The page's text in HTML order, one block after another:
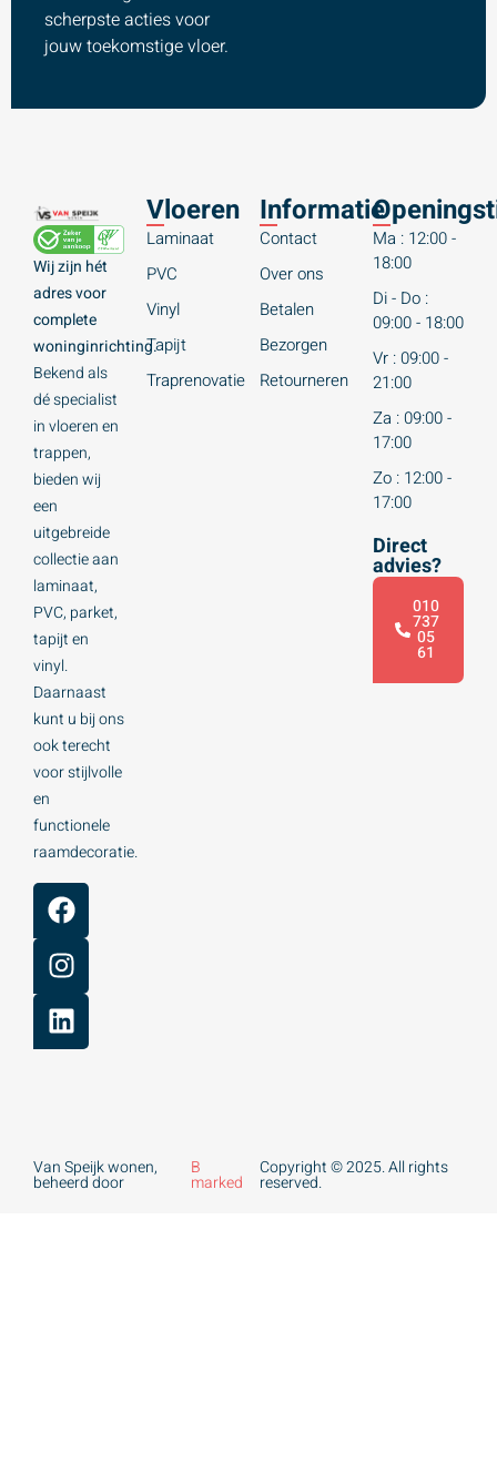
scherpste acties voor
jouw toekomstige vloer.
Wij zijn hét
adres voor
complete
woninginrichting.
Bekend als
dé specialist
in vloeren en
trappen,
bieden wij
een
uitgebreide
collectie aan
laminaat,
PVC, parket,
tapijt en
vinyl.
Daarnaast
kunt u bij ons
ook terecht
voor stijlvolle
en
functionele
raamdecoratie.
Vloeren
Laminaat
PVC
Vinyl
Tapijt
Traprenovatie
Informatie
Contact
Over ons
Betalen
Bezorgen
Retourneren
Ma : 12:00 -
18:00
Di - Do :
09:00 - 18:00
Vr : 09:00 -
21:00
Za : 09:00 -
17:00
Zo : 12:00 -
17:00
Direct
advies?
010
737
05
61
Van Speijk wonen,
beheerd door
B
marked
Copyright © 2025. All rights
reserved.